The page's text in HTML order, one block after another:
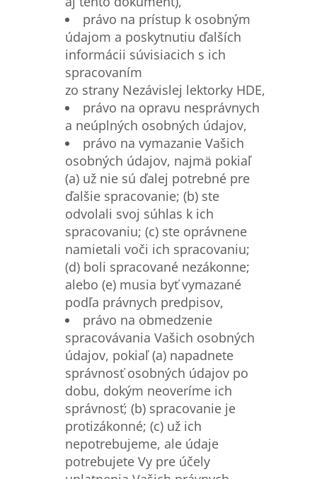
právo na prístup k osobným
údajom a poskytnutiu ďalších
informácii súvisiacich s ich
spracovaním
zo strany Nezávislej lektorky HDE,
právo na opravu nesprávnych
a neúplných osobných údajov,
právo na vymazanie Vašich
osobných údajov, najmä pokiaľ
(a) už nie sú ďalej potrebné pre
ďalšie spracovanie; (b) ste
odvolali svoj súhlas k ich
spracovaniu; (c) ste oprávnene
namietali voči ich spracovaniu;
(d) boli spracované nezákonne;
alebo (e) musia byť vymazané
podľa právnych predpisov,
právo na obmedzenie
spracovávania Vašich osobných
údajov, pokiaľ (a) napadnete
správnosť osobných údajov po
dobu, dokým neoveríme ich
správnosť; (b) spracovanie je
protizákonné; (c) už ich
nepotrebujeme, ale údaje
potrebujete Vy pre účely